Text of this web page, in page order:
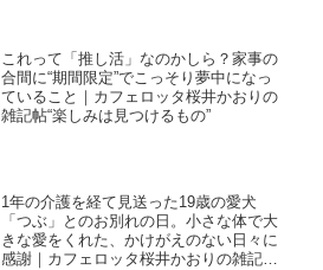
これって「推し活」なのかしら？家事の
合間に“期間限定”でこっそり夢中になっ
ていること｜カフェロッタ桜井かおりの
雑記帖“楽しみは見つけるもの”
1年の介護を経て見送った19歳の愛犬
「つぶ」とのお別れの日。小さな体で大
きな愛をくれた、かけがえのない日々に
感謝｜カフェロッタ桜井かおりの雑記